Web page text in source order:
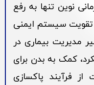
نوین تنها به رفع
تقویت سیستم ایمنی
مدیریت بیماری در
کمک به بدن برای
فرآیند پاکسازی